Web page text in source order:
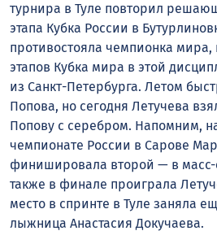
турнира в Туле повторил
этапа Кубка России в
противостояла чемпионка мира,
этапов Кубка мира в этой
из Санкт-Петербурга. Летом
Попова, но сегодня Летучева
Попову с серебром. Напомним,
чемпионате России в Сарове
финишировала второй — в масс-
также в финале проиграла
место в спринте в Туле заняла
лыжница Анастасия Докучаева.